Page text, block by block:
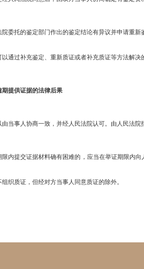
委托的鉴定部门作出的鉴定结论有异议并申请重
通过补充鉴定、重新质证或者补充质证等方法解决
提供证据的法律后果
当事人协商一致，并经人民法院认可。由人民法
限内提交证据材料确有困难的，应当在举证期限内
织质证，但经对方当事人同意质证的除外。